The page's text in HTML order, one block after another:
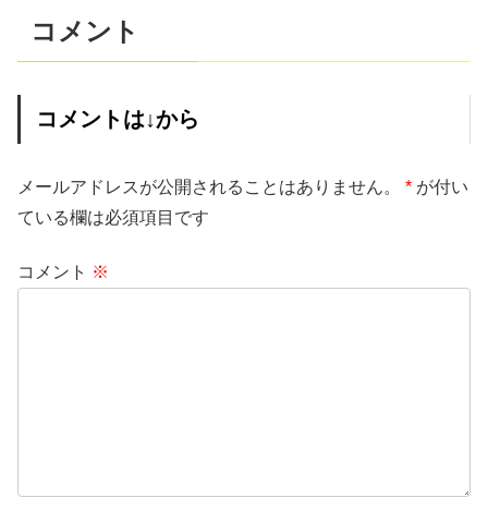
コメント
コメントは↓から
メールアドレスが公開されることはありません。 * が付い
ている欄は必須項目です
コメント ※